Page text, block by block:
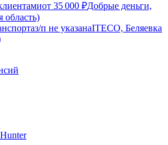
от 35 000 ₽Добрые деньги,
область)
з/п не указанаITECO, Беляевка